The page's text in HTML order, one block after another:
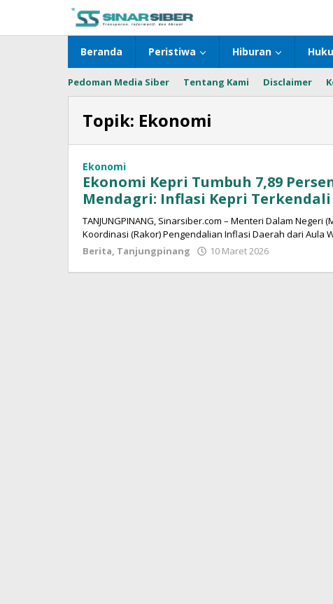
konten
Beranda Peristiwa Hiburan
Pedoman Media Siber Tentang Kami Disclaimer
Topik: Ekonomi
Ekonomi
Ekonomi Kepri Tumbuh 7,89
Mendagri: Inflasi Kepri Terkendali
TANJUNGPINANG, Sinarsiber.com – Menteri Dalam Negeri
Koordinasi (Rakor) Pengendalian Inflasi Daerah dari Aula
Berita, Tanjungpinang 10 Maret 2026